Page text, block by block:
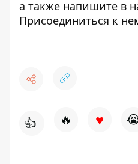
а также напишите в
Присоединиться к
👍 🔥 ♥